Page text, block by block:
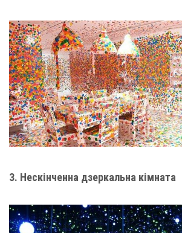
3. Нескінченна дзеркальна кімната